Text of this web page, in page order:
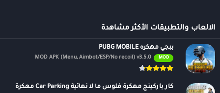
الالعاب والتطبيقات الأكثر مشاهدة
ببجي مهكره PUBG MOBILE
MOD
MOD APK (Menu, Aimbot/ESP/No recoil) v3.5.0
كار باركينج مهكرة فلوس ما لا نهائية Car Parking مهكرة